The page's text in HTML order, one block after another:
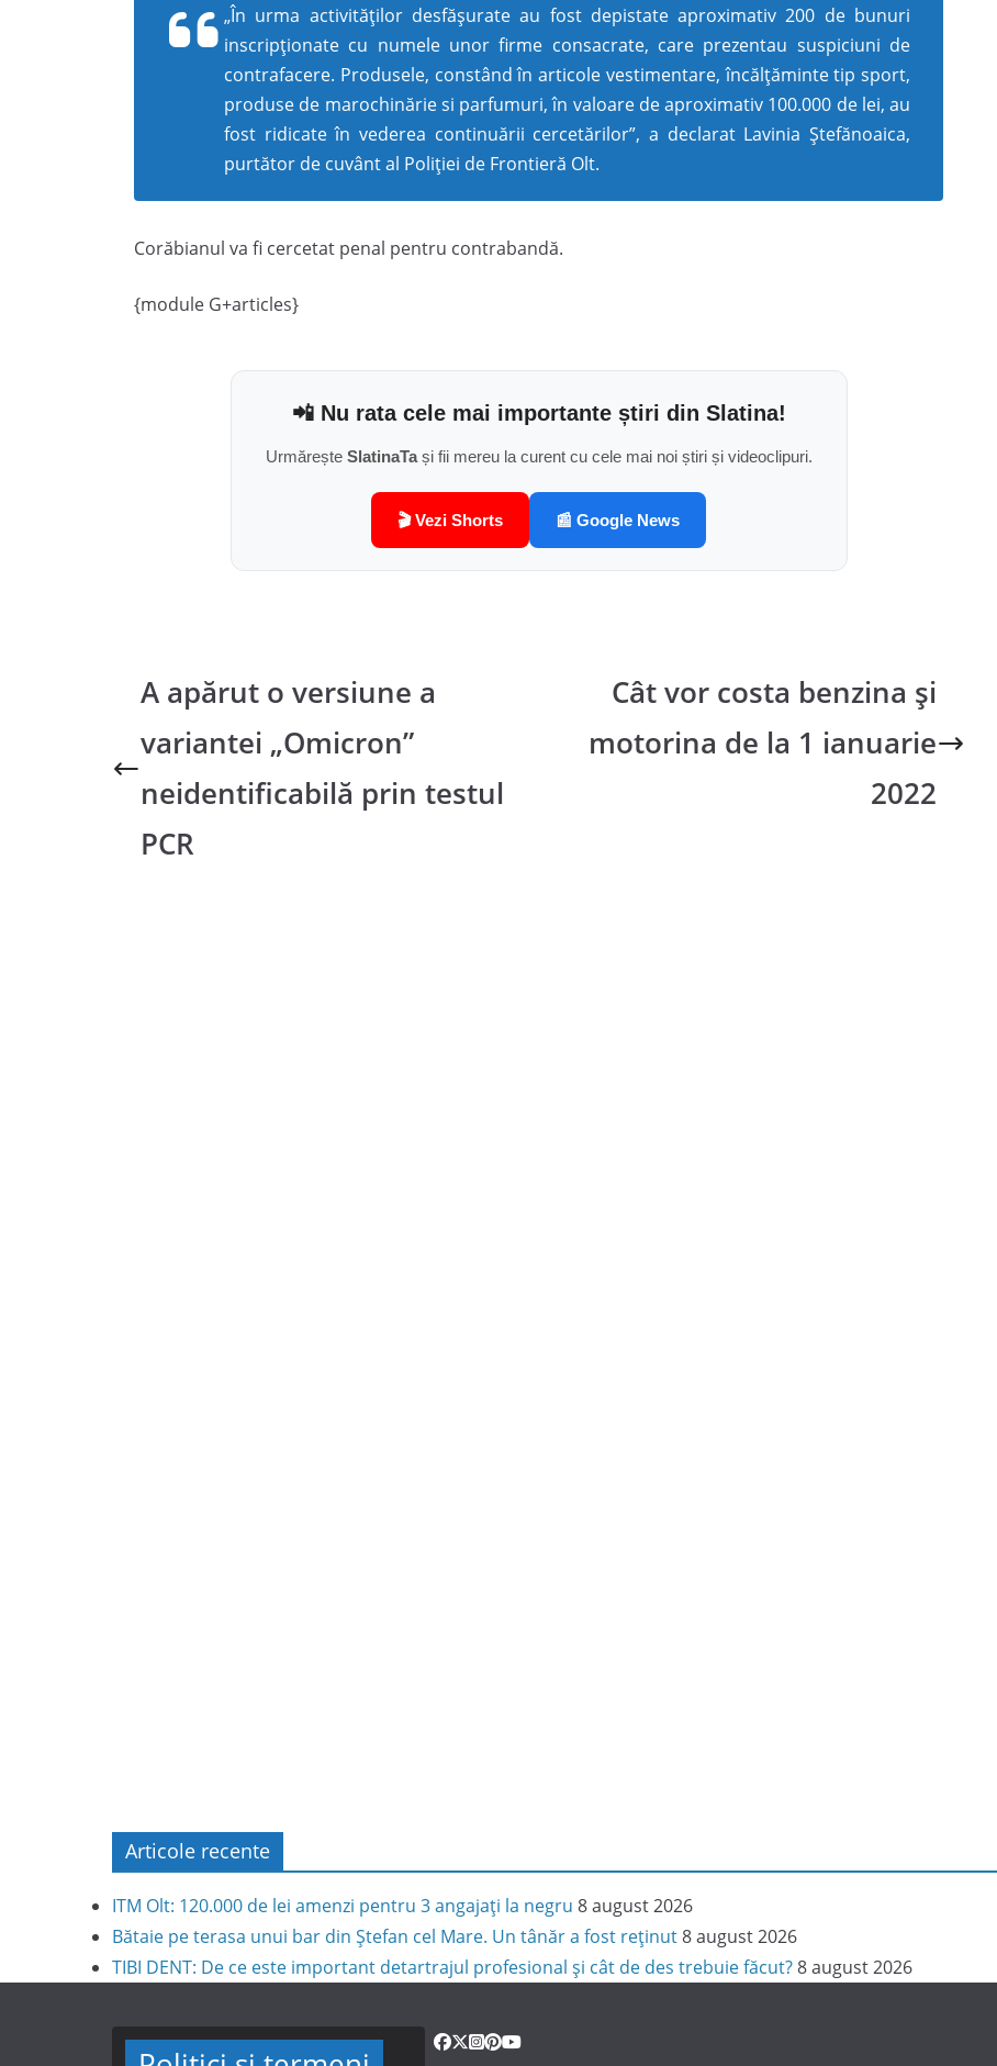
„În urma activităților desfășurate au fost depistate aproximativ 200 de bunuri
inscripționate cu numele unor firme consacrate, care prezentau suspiciuni de
contrafacere. Produsele, constând în articole vestimentare, încălțăminte tip sport,
produse de marochinărie si parfumuri, în valoare de aproximativ 100.000 de lei, au
fost ridicate în vederea continuării cercetărilor”, a declarat Lavinia Ștefănoaica,
purtător de cuvânt al Poliției de Frontieră Olt.
Corăbianul va fi cercetat penal pentru contrabandă.
{module G+articles}
📲 Nu rata cele mai importante știri din Slatina!
Urmărește SlatinaTași fii mereu la curent cu cele mai noi știri și videoclipuri.
🎬 Vezi Shorts 📰 Google News
A apărut o versiune a
variantei „Omicron”
neidentificabilă prin testul
PCR
Cât vor costa benzina și
motorina de la 1 ianuarie
2022
Articole recente
ITM Olt: 120.000 de lei amenzi pentru 3 angajați la negru 8 august 2026
Bătaie pe terasa unui bar din Ștefan cel Mare. Un tânăr a fost reținut8 august 2026
TIBI DENT: De ce este important detartrajul profesional și cât de des trebuie făcut?8 august 2026